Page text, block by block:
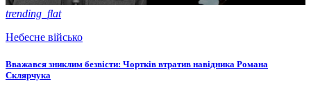
trending_flat
Небесне військо
Вважався зниклим безвісти: Чортків втратив навідника Романа
Склярчука